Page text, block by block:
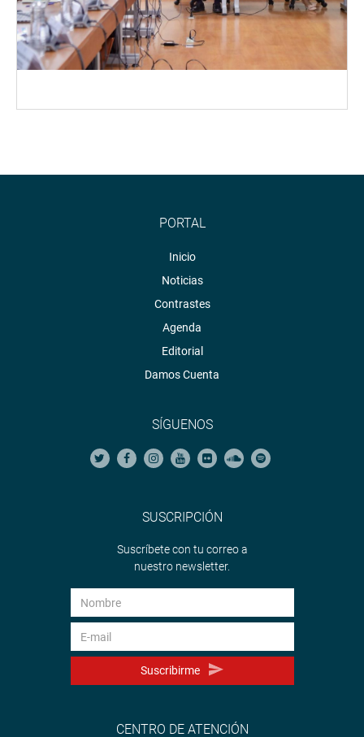
PORTAL
Inicio
Noticias
Contrastes
Agenda
Editorial
Damos Cuenta
SÍGUENOS
SUSCRIPCIÓN
Suscríbete con tu correo a
nuestro newsletter.
Suscribirme
CENTRO DE ATENCIÓN